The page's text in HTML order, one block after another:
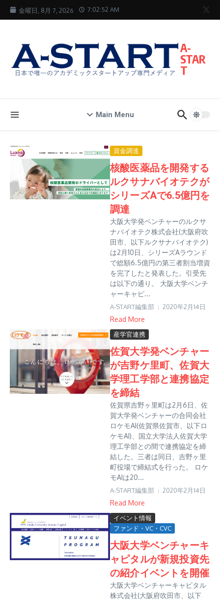
コンテンツへスキップ
金曜日, 8月 7, 2026 7:02:53 AM
A-
STAR
T
Main Menu
資金調達
核酸医薬品を開発する
ルクサナバイオテクが
シリーズAで6.5億円を
調達
大阪大学発ベンチャーのルクサ
ナバイオテク株式会社(大阪府吹
田市、以下ルクサナバイオテク)
は2月10日、シリーズAラウンド
で総額6.5億円の第三者割当増資
を完了したと発表した。引受先
は以下の通り。 大阪大学ベンチ
ャーキャピ...
A-START編集部 2020年2月14日
Read More
産学官連携
佐賀大学発ベンチャー
が吉野ケ里町、佐賀大
学理工学部と連携協定
を締結
佐賀県吉野ヶ里町は2月6日、佐
賀大学発ベンチャーの合同会社
ロケモAI(佐賀県佐賀市、以下ロ
ケモAI)、国立大学法人佐賀大学
理工学部との間で連携協定を締
結した。三者は同日、吉野ヶ里
町役場で締結式を行った。 ロケ
モAIは20...
A-START編集部 2020年2月14日
Read More
イベント情報
ファンド・VC・CVC
大阪大学ベンチャーキ
ャピタルが新規投資先
の紹介イベントを開催
大阪大学ベンチャーキャピタル
株式会社(大阪府吹田市、以下